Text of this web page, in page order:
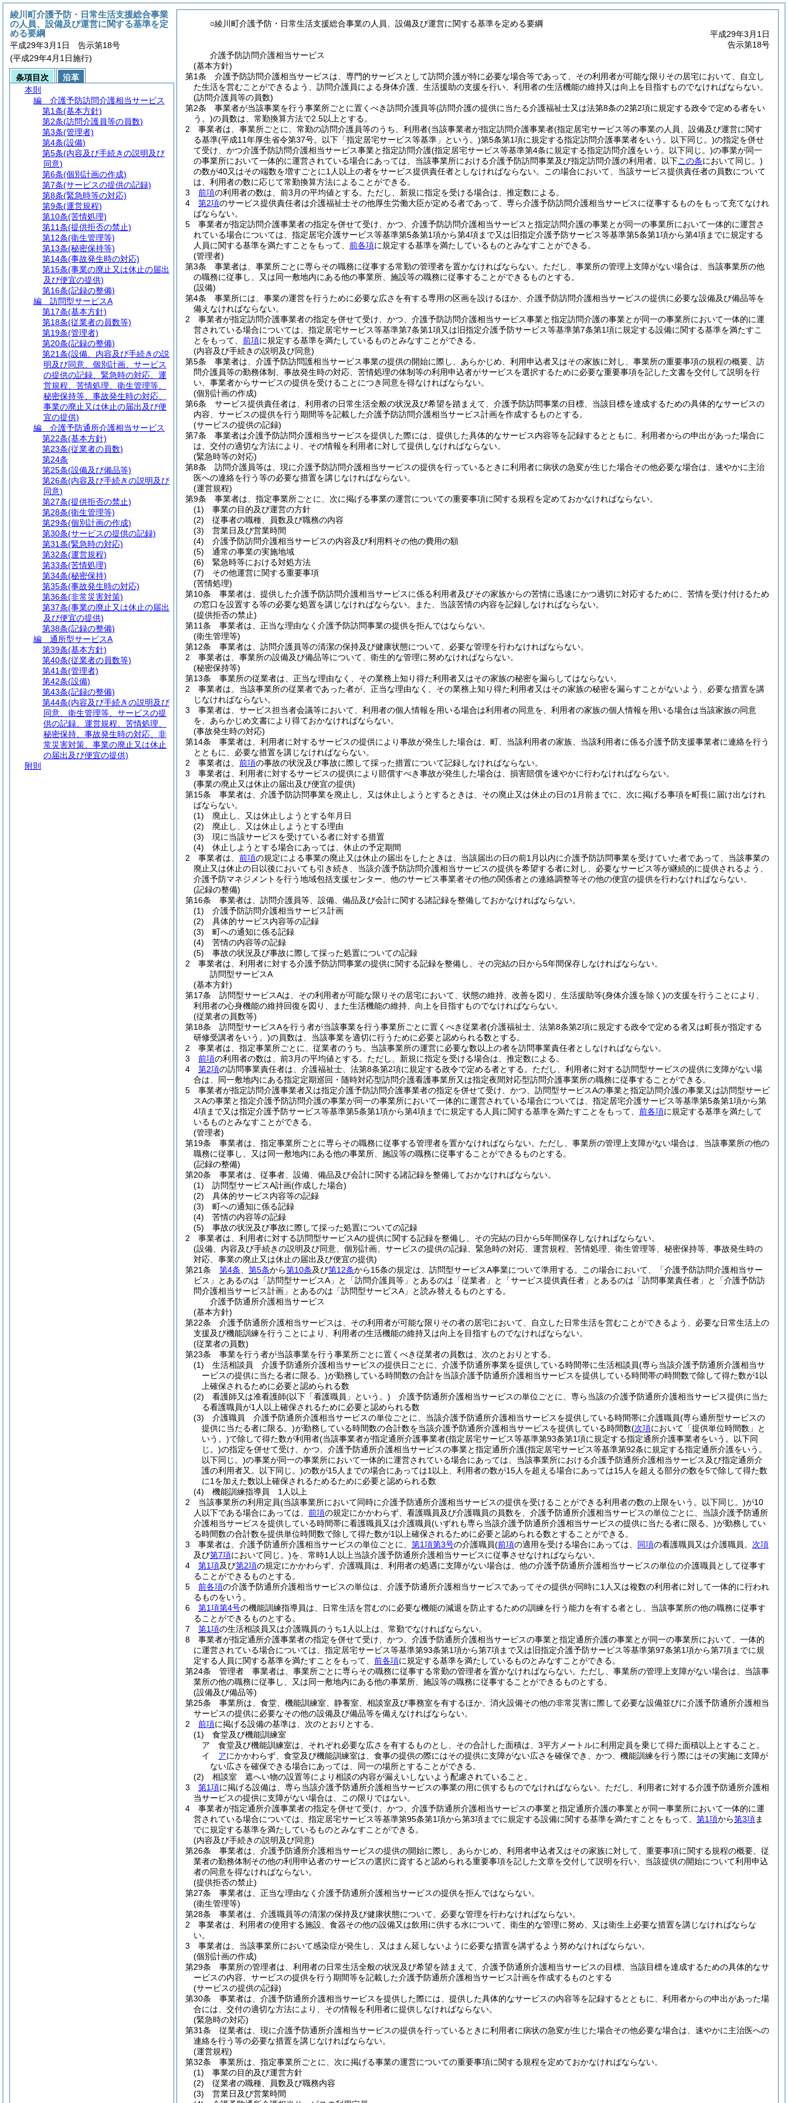
○綾川町介護予防・日常生活支援総合事業の人員、設備及び運営に関する基準を定める要綱
平成29年3月1日
告示第18号
介護予防訪問介護相当サービス
(基本方針)
第1条
介護予防訪問介護相当サービスは、専門的サービスとして訪問介護が特に必要な場合等であって、その利用者が可能な限りその居宅において、自立し
た生活を営むことができるよう、訪問介護員による身体介護、生活援助の支援を行い、利用者の生活機能の維持又は向上を目指すものでなければならない。
(訪問介護員等の員数)
第2条
事業者が当該事業を行う事業所ごとに置くべき訪問介護員等(訪問介護の提供に当たる介護福祉士又は法第8条の2第2項に規定する政令で定める者をい
う。)の員数は、常勤換算方法で2.5以上とする。
2
事業者は、事業所ごとに、常勤の訪問介護員等のうち、利用者(当該事業者が指定訪問介護事業者(指定居宅サービス等の事業の人員、設備及び運営に関す
る基準(平成11年厚生省令第37号。以下「指定居宅サービス等基準」という。)第5条第1項に規定する指定訪問介護事業者をいう。以下同じ。)の指定を併せ
て受け、かつ介護予防訪問介護相当サービス事業と指定訪問介護(指定居宅サービス等基準第4条に規定する指定訪問介護をいう。以下同じ。)の事業が同一
の事業所において一体的に運営されている場合にあっては、当該事業所における介護予防訪問事業及び指定訪問介護の利用者。以下この条において同じ。)
の数が40又はその端数を増すごとに1人以上の者をサービス提供責任者としなければならない。
この場合において、当該サービス提供責任者の員数について
は、利用者の数に応じて常勤換算方法によることができる。
3
前項の利用者の数は、前3月の平均値とする。 ただし、新規に指定を受ける場合は、推定数による。
4
第2項のサービス提供責任者は介護福祉士その他厚生労働大臣が定める者であって、専ら介護予防訪問介護相当サービスに従事するものをもって充てなけれ
ばならない。
5
事業者が指定訪問介護事業者の指定を併せて受け、かつ、介護予防訪問介護相当サービスと指定訪問介護の事業とが同一の事業所において一体的に運営さ
れている場合については、指定居宅介護サービス等基準第5条第1項から第4項まで又は旧指定介護予防サービス等基準第5条第1項から第4項までに規定する
人員に関する基準を満たすことをもって、 前各項に規定する基準を満たしているものとみなすことができる。
(管理者)
第3条
事業者は、事業所ごとに専らその職務に従事する常勤の管理者を置かなければならない。 ただし、事業所の管理上支障がない場合は、当該事業所の他
の職務に従事し、又は同一敷地内にある他の事業所、施設等の職務に従事することができるものとする。
(設備)
第4条
事業所には、事業の運営を行うために必要な広さを有する専用の区画を設けるほか、介護予防訪問介護相当サービスの提供に必要な設備及び備品等を
備えなければならない。
2
事業者が指定訪問介護事業者の指定を併せて受け、かつ、介護予防訪問介護相当サービス事業と指定訪問介護の事業とが同一の事業所において一体的に運
営されている場合については、指定居宅サービス等基準第7条第1項又は旧指定介護予防サービス等基準第7条第1項に規定する設備に関する基準を満たすこ
とをもって、 前項に規定する基準を満たしているものとみなすことができる。
(内容及び手続きの説明及び同意)
第5条
事業者は、介護予防訪問護相当サービス事業の提供の開始に際し、あらかじめ、利用申込者又はその家族に対し、事業所の重要事項の規程の概要、訪
問介護員等の勤務体制、事故発生時の対応、苦情処理の体制等の利用申込者がサービスを選択するために必要な重要事項を記した文書を交付して説明を行
い、事業者からサービスの提供を受けることにつき同意を得なければならない。
(個別計画の作成)
第6条
サービス提供責任者は、利用者の日常生活全般の状況及び希望を踏まえて、介護予防訪問事業の目標、当該目標を達成するための具体的なサービスの
内容、サービスの提供を行う期間等を記載した介護予防訪問介護相当サービス計画を作成するものとする。
(サービスの提供の記録)
第7条
事業者は介護予防訪問介護相当サービスを提供した際には、提供した具体的なサービス内容等を記録するとともに、利用者からの申出があった場合に
は、交付の適切な方法により、その情報を利用者に対して提供しなければならない。
(緊急時等の対応)
第8条
訪問介護員等は、現に介護予防訪問介護相当サービスの提供を行っているときに利用者に病状の急変が生じた場合その他必要な場合は、速やかに主治
医への連絡を行う等の必要な措置を講じなければならない。
(運営規程)
第9条
事業者は、指定事業所ごとに、次に掲げる事業の運営についての重要事項に関する規程を定めておかなければならない。
(1)
事業の目的及び運営の方針
(2)
従事者の職種、員数及び職務の内容
(3)
営業日及び営業時間
(4)
介護予防訪問介護相当サービスの内容及び利用料その他の費用の額
(5)
通常の事業の実施地域
(6)
緊急時等における対処方法
(7)
その他運営に関する重要事項
(苦情処理)
第10条
事業者は、提供した介護予防訪問介護相当サービスに係る利用者及びその家族からの苦情に迅速にかつ適切に対応するために、苦情を受け付けるため
の窓口を設置する等の必要な処置を講じなければならない。
また、当該苦情の内容を記録しなければならない。
(提供拒否の禁止)
第11条
事業者は、正当な理由なく介護予防訪問事業の提供を拒んではならない。
(衛生管理等)
第12条
事業者は、訪問介護員等の清潔の保持及び健康状態について、必要な管理を行わなければならない。
2
事業者は、事業所の設備及び備品等について、衛生的な管理に努めなければならない。
(秘密保持等)
第13条
事業所の従業者は、正当な理由なく、その業務上知り得た利用者又はその家族の秘密を漏らしてはならない。
2
事業者は、当該事業所の従業者であった者が、正当な理由なく、その業務上知り得た利用者又はその家族の秘密を漏らすことがないよう、必要な措置を講
じなければならない。
3
事業者は、サービス担当者会議等において、利用者の個人情報を用いる場合は利用者の同意を、利用者の家族の個人情報を用いる場合は当該家族の同意
を、あらかじめ文書により得ておかなければならない。
(事故発生時の対応)
第14条
事業者は、利用者に対するサービスの提供により事故が発生した場合は、町、当該利用者の家族、当該利用者に係る介護予防支援事業者に連絡を行う
とともに、必要な措置を講じなければならない。
2
事業者は、 前項の事故の状況及び事故に際して採った措置について記録しなければならない。
3
事業者は、利用者に対するサービスの提供により賠償すべき事故が発生した場合は、損害賠償を速やかに行わなければならない。
(事業の廃止又は休止の届出及び便宜の提供)
第15条
事業者は、介護予防訪問事業を廃止し、又は休止しようとするときは、その廃止又は休止の日の1月前までに、次に掲げる事項を町長に届け出なけれ
ばならない。
(1)
廃止し、又は休止しようとする年月日
(2)
廃止し、又は休止しようとする理由
(3)
現に当該サービスを受けている者に対する措置
(4)
休止しようとする場合にあっては、休止の予定期間
2
事業者は、 前項の規定による事業の廃止又は休止の届出をしたときは、当該届出の日の前1月以内に介護予防訪問事業を受けていた者であって、当該事業の
廃止又は休止の日以後においても引き続き、当該介護予防訪問介護相当サービスの提供を希望する者に対し、必要なサービス等が継続的に提供されるよう、
介護予防マネジメントを行う地域包括支援センター、他のサービス事業者その他の関係者との連絡調整等その他の便宜の提供を行わなければならない。
(記録の整備)
第16条
事業者は、訪問介護員等、設備、備品及び会計に関する諸記録を整備しておかなければならない。
(1)
介護予防訪問介護相当サービス計画
(2)
具体的サービス内容等の記録
(3)
町への通知に係る記録
(4)
苦情の内容等の記録
(5)
事故の状況及び事故に際して採った処置についての記録
2
事業者は、利用者に対する介護予防訪問事業の提供に関する記録を整備し、その完結の日から5年間保存しなければならない。
訪問型サービスA
(基本方針)
第17条
訪問型サービスAは、その利用者が可能な限りその居宅において、状態の維持、改善を図り、生活援助等(身体介護を除く)の支援を行うことにより、
利用者の心身機能の維持回復を図り、また生活機能の維持、向上を目指すものでなければならない。
(従業者の員数等)
第18条
訪問型サービスAを行う者が当該事業を行う事業所ごとに置くべき従業者(介護福祉士、法第8条第2項に規定する政令で定める者又は町長が指定する
研修受講者をいう。)の員数は、当該事業を適切に行うために必要と認められる数とする。
2
事業者は、指定事業所ごとに、従業者のうち、当該事業所の運営に必要な数以上の者を訪問事業責任者としなければならない。
3
前項の利用者の数は、前3月の平均値とする。 ただし、新規に指定を受ける場合は、推定数による。
4
第2項の訪問事業責任者は、介護福祉士、法第8条第2項に規定する政令で定める者とする。 ただし、利用者に対する訪問型サービスの提供に支障がない場
合は、同一敷地内にある指定定期巡回・随時対応型訪問介護看護事業所又は指定夜間対応型訪問介護事業所の職務に従事することができる。
5
事業者が指定訪問介護事業者又は指定介護予防訪問介護事業者の指定を併せて受け、かつ、訪問型サービスAの事業と指定訪問介護の事業又は訪問型サービ
スAの事業と指定介護予防訪問介護の事業が同一の事業所において一体的に運営されている場合については、指定居宅介護サービス等基準第5条第1項から第
4項まで又は指定介護予防サービス等基準第5条第1項から第4項までに規定する人員に関する基準を満たすことをもって、 前各項に規定する基準を満たして
いるものとみなすことができる。
(管理者)
第19条
事業者は、指定事業所ごとに専らその職務に従事する管理者を置かなければならない。 ただし、事業所の管理上支障がない場合は、当該事業所の他の
職務に従事し、又は同一敷地内にある他の事業所、施設等の職務に従事することができるものとする。
(記録の整備)
第20条
事業者は、従事者、設備、備品及び会計に関する諸記録を整備しておかなければならない。
(1)
訪問型サービスA計画(作成した場合)
(2)
具体的サービス内容等の記録
(3)
町への通知に係る記録
(4)
苦情の内容等の記録
(5)
事故の状況及び事故に際して採った処置についての記録
2
事業者は、利用者に対する訪問型サービスAの提供に関する記録を整備し、その完結の日から5年間保存しなければならない。
(設備、内容及び手続きの説明及び同意、個別計画、サービスの提供の記録、緊急時の対応、運営規程、苦情処理、衛生管理等、秘密保持等、事故発生時の
対応、事業の廃止又は休止の届出及び便宜の提供)
第21条
第4条 第5条から第10条及び第12条から15条の規定は、訪問型サービスA事業について準用する。
この場合において、「介護予防訪問介護相当サー
ビス」とあるのは「訪問型サービスA」と「訪問介護員等」とあるのは「従業者」と「サービス提供責任者」とあるのは「訪問事業責任者」と「介護予防訪
問介護相当サービス計画」とあるのは「訪問型サービスA」と読み替えるものとする。
介護予防通所介護相当サービス
(基本方針)
第22条
介護予防通所介護相当サービスは、その利用者が可能な限りその者の居宅において、自立した日常生活を営むことができるよう、必要な日常生活上の
支援及び機能訓練を行うことにより、利用者の生活機能の維持又は向上を目指すものでなければならない。
(従業者の員数)
第23条
事業を行う者が当該事業を行う事業所ごとに置くべき従業者の員数は、次のとおりとする。
(1)
生活相談員 介護予防通所介護相当サービスの提供日ごとに、介護予防通所事業を提供している時間帯に生活相談員(専ら当該介護予防通所介護相当サ
ービスの提供に当たる者に限る。)が勤務している時間数の合計を当該介護予防通所介護相当サービスを提供している時間帯の時間数で除して得た数が1以
上確保されるために必要と認められる数
(2)
看護師又は准看護師(以下「看護職員」という。) 介護予防通所介護相当サービスの単位ごとに、専ら当該の介護予防通所介護相当サービス提供に当た
る看護職員が1人以上確保されるために必要と認められる数
(3)
介護職員 介護予防通所介護相当サービスの単位ごとに、当該介護予防通所介護相当サービスを提供している時間帯に介護職員(専ら通所型サービスの
提供に当たる者に限る。)が勤務している時間数の合計数を当該介護予防通所介護相当サービスを提供している時間数(次項において「提供単位時間数」と
いう。)で除して得た数が利用者(当該事業者が指定通所介護事業者(指定居宅サービス等基準第93条第1項に規定する指定通所介護事業者をいう。以下同
じ。)の指定を併せて受け、かつ、介護予防通所介護相当サービスの事業と指定通所介護(指定居宅サービス等基準第92条に規定する指定通所介護をいう。
以下同じ。)の事業が同一の事業所において一体的に運営されている場合にあっては、当該事業所における介護予防通所介護相当サービス及び指定通所介
護の利用者又。以下同じ。)の数が15人までの場合にあっては1以上、利用者の数が15人を超える場合にあっては15人を超える部分の数を5で除して得た数
に1を加えた数以上確保されるためるために必要と認められる数
(4)
機能訓練指導員 1人以上
2
当該事業所の利用定員(当該事業所において同時に介護予防通所介護相当サービスの提供を受けることができる利用者の数の上限をいう。以下同じ。)が10
人以下である場合にあっては、 前項の規定にかかわらず、看護職員及び介護職員の員数を、介護予防通所介護相当サービスの単位ごとに、当該介護予防通所
介護相当サービスを提供している時間帯に看護職員又は介護職員(いずれも専ら当該介護予防通所介護相当サービスの提供に当たる者に限る。)が勤務してい
る時間数の合計数を提供単位時間数で除して得た数が1以上確保されるために必要と認められる数とすることができる。
3
事業者は、介護予防通所介護相当サービスの単位ごとに、 第1項第3号の介護職員(前項の適用を受ける場合にあっては、 同項の看護職員又は介護職員。 次項
及び第7項において同じ。)を、常時1人以上当該介護予防通所介護相当サービスに従事させなければならない。
4
第1項及び第2項の規定にかかわらず、介護職員は、利用者の処遇に支障がない場合は、他の介護予防通所介護相当サービスの単位の介護職員として従事す
ることができるものとする。
5
前各項の介護予防通所介護相当サービスの単位は、介護予防通所介護相当サービスであってその提供が同時に1人又は複数の利用者に対して一体的に行われ
るものをいう。
6
第1項第4号の機能訓練指導員は、日常生活を営むのに必要な機能の減退を防止するための訓練を行う能力を有する者とし、当該事業所の他の職務に従事す
ることができるものとする。
7
第1項の生活相談員又は介護職員のうち1人以上は、常勤でなければならない。
8
事業者が指定通所介護事業者の指定を併せて受け、かつ、介護予防通所介護相当サービスの事業と指定通所介護の事業とが同一の事業所において、一体的
に運営されている場合については、指定居宅サービス等基準第93条第1項から第7項まで又は旧指定介護予防サービス等基準第97条第1項から第7項までに規
定する人員に関する基準を満たすことをもって、 前各項に規定する基準を満たしているものとみなすことができる。
第24条
管理者 事業者は、事業所ごとに専らその職務に従事する常勤の管理者を置かなければならない。 ただし、事業所の管理上支障がない場合は、当該事
業所の他の職務に従事し、又は同一敷地内にある他の事業所、施設等の職務に従事することができるものとする。
(設備及び備品等)
第25条
事業所は、食堂、機能訓練室、静養室、相談室及び事務室を有するほか、消火設備その他の非常災害に際して必要な設備並びに介護予防通所介護相当
サービスの提供に必要なその他の設備及び備品等を備えなければならない。
2
前項に掲げる設備の基準は、次のとおりとする。
(1)
食堂及び機能訓練室
ア
食堂及び機能訓練室は、それぞれ必要な広さを有するものとし、その合計した面積は、3平方メートルに利用定員を乗じて得た面積以上とすること。
イ
アにかかわらず、食堂及び機能訓練室は、食事の提供の際にはその提供に支障がない広さを確保でき、かつ、機能訓練を行う際にはその実施に支障が
ない広さを確保できる場合にあっては、同一の場所とすることができる。
(2)
相談室 遮へい物の設置等により相談の内容が漏えいしないよう配慮されていること。
3
第1項に掲げる設備は、専ら当該介護予防通所介護相当サービスの事業の用に供するものでなければならない。 ただし、利用者に対する介護予防通所介護相
当サービスの提供に支障がない場合は、この限りではない。
4
事業者が指定通所介護事業者の指定を併せて受け、かつ、介護予防通所介護相当サービスの事業と指定通所介護の事業とが同一事業所において一体的に運
営されている場合については、指定居宅サービス等基準第95条第1項から第3項までに規定する設備に関する基準を満たすことをもって、 第1項から第3項ま
でに規定する基準を満たしているものとみなすことができる。
(内容及び手続きの説明及び同意)
第26条
事業者は、介護予防通所介護相当サービスの提供の開始に際し、あらかじめ、利用者申込者又はその家族に対して、重要事項に関する規程の概要、従
業者の勤務体制その他の利用申込者のサービスの選択に資すると認められる重要事項を記した文章を交付して説明を行い、当該提供の開始について利用申込
者の同意を得なければならない。
(提供拒否の禁止)
第27条
事業者は、正当な理由なく介護予防通所介護相当サービスの提供を拒んではならない。
(衛生管理等)
第28条
事業者は、介護職員等の清潔の保持及び健康状態について、必要な管理を行わなければならない。
2
事業者は、利用者の使用する施設、食器その他の設備又は飲用に供する水について、衛生的な管理に努め、又は衛生上必要な措置を講じなければならな
い。
3
事業者は、当該事業所において感染症が発生し、又はまん延しないように必要な措置を講ずるよう努めなければならない。
(個別計画の作成)
第29条
事業所の管理者は、利用者の日常生活全般の状況及び希望を踏まえて、介護予防通所介護相当サービスの目標、当該目標を達成するための具体的なサ
ービスの内容、サービスの提供を行う期間等を記載した介護予防通所介護相当サービス計画を作成するものとする
(サービスの提供の記録)
第30条
事業者は、介護予防通所介護相当サービスを提供した際には、提供した具体的なサービスの内容等を記録するとともに、利用者からの申出があった場
合には、交付の適切な方法により、その情報を利用者に提供しなければならない。
(緊急時の対応)
第31条
従業者は、現に介護予防通所介護相当サービスの提供を行っているときに利用者に病状の急変が生じた場合その他必要な場合は、速やかに主治医への
連絡を行う等の必要な措置を講じなければならない。
(運営規程)
第32条
事業所は、指定事業所ごとに、次に掲げる事業の運営についての重要事項に関する規程を定めておかなければならない。
(1)
事業の目的及び運営方針
(2)
従業者の職種、員数及び職務内容
(3)
営業日及び営業時間
綾川町介護予防・日常生活支援総合事業
の人員、設備及び運営に関する基準を定
める要綱
平成29年3月1日 告示第18号
(平成29年4月1日施行)
条項目次
沿革
本則
編
介護予防訪問介護相当サービス
第1条(基本方針)
第2条(訪問介護員等の員数)
第3条(管理者)
第4条(設備)
第5条(内容及び手続きの説明及び
同意)
第6条(個別計画の作成)
第7条(サービスの提供の記録)
第8条(緊急時等の対応)
第9条(運営規程)
第10条(苦情処理)
第11条(提供拒否の禁止)
第12条(衛生管理等)
第13条(秘密保持等)
第14条(事故発生時の対応)
第15条(事業の廃止又は休止の届出
及び便宜の提供)
第16条(記録の整備)
編
訪問型サービスA
第17条(基本方針)
第18条(従業者の員数等)
第19条(管理者)
第20条(記録の整備)
第21条(設備、内容及び手続きの説
明及び同意、個別計画、サービス
の提供の記録、緊急時の対応、運
営規程、苦情処理、衛生管理等、
秘密保持等、事故発生時の対応、
事業の廃止又は休止の届出及び便
宜の提供)
編
介護予防通所介護相当サービス
第22条(基本方針)
第23条(従業者の員数)
第24条
第25条(設備及び備品等)
第26条(内容及び手続きの説明及び
同意)
第27条(提供拒否の禁止)
第28条(衛生管理等)
第29条(個別計画の作成)
第30条(サービスの提供の記録)
第31条(緊急時の対応)
第32条(運営規程)
第33条(苦情処理)
第34条(秘密保持)
第35条(事故発生時の対応)
第36条(非常災害対策)
第37条(事業の廃止又は休止の届出
及び便宜の提供)
第38条(記録の整備)
編
通所型サービスA
第39条(基本方針)
第40条(従業者の員数等)
第41条(管理者)
第42条(設備)
第43条(記録の整備)
第44条(内容及び手続きの説明及び
同意、衛生管理等、サービスの提
供の記録、運営規程、苦情処理、
秘密保持、事故発生時の対応、非
常災害対策、事業の廃止又は休止
の届出及び便宜の提供)
附則